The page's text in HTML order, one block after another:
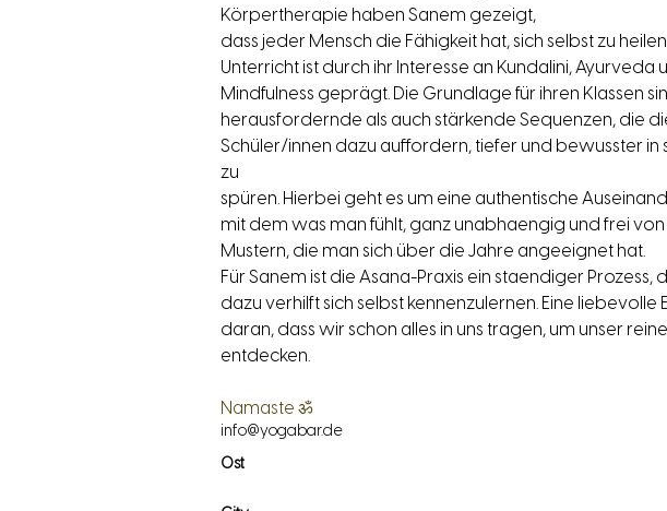
Körpertherapie haben Sanem gezeigt,
dass jeder Mensch die Fähigkeit hat, sich selbst zu
Unterricht ist durch ihr Interesse an Kundalini, Ayurveda
Mindfulness geprägt. Die Grundlage für ihren Klassen
herausfordernde als auch stärkende Sequenzen, die
Schüler/innen dazu auffordern, tiefer und bewusster in
zu
spüren. Hierbei geht es um eine authentische
mit dem was man fühlt, ganz unabhaengig und frei von
Mustern, die man sich über die Jahre angeeignet hat.
Für Sanem ist die Asana-Praxis ein staendiger Prozess,
dazu verhilft sich selbst kennenzulernen. Eine liebevolle
daran, dass wir schon alles in uns tragen, um unser
entdecken.
Namaste ॐ
info@yogabar.de
Ost